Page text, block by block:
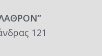
121